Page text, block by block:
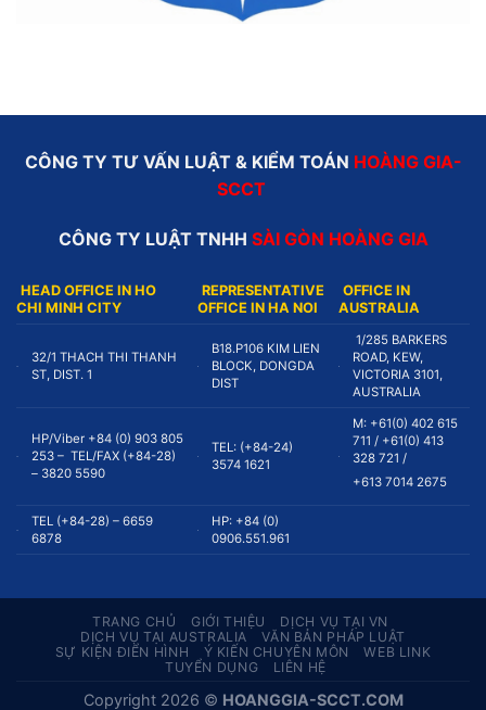
CÔNG TY TƯ VẤN LUẬT & KIỂM TOÁN HOÀNG GIA-
SCCT
CÔNG TY LUẬT TNHH SÀI GÒN HOÀNG GIA
HEAD OFFICE IN HO
CHI MINH CITY
REPRESENTATIVE
OFFICE IN HA NOI
OFFICE IN
AUSTRALIA
32/1 THACH THI THANH
ST, DIST. 1
B18.P106 KIM LIEN
BLOCK, DONGDA
DIST
1/285 BARKERS
ROAD, KEW,
VICTORIA 3101,
AUSTRALIA
HP/Viber +84 (0) 903 805
253 – TEL/FAX (+84-28)
– 3820 5590
TEL: (+84-24)
3574 1621
M: +61(0) 402 615
711 / +61(0) 413
328 721 /
+613 7014 2675
TEL (+84-28) – 6659
6878
HP: +84 (0)
0906.551.961
TRANG CHỦ GIỚI THIỆU
DỊCH VỤ TẠI VN
DỊCH VỤ TẠI AUSTRALIA
VĂN BẢN PHÁP LUẬT
SỰ KIỆN ĐIỂN HÌNH
Ý KIẾN CHUYÊN MÔN
WEB LINK
TUYỂN DỤNG
LIÊN HỆ
Copyright 2026 © HOANGGIA-SCCT.COM